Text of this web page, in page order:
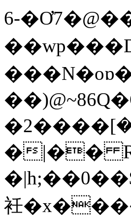
6-
�ܜ�]����2�n;'��Q4��Q�߁�]tt!K>�0���[n�t4M��f���[������}
�|��
�|h;��ـ�$��0$АDKu}m�$Y�1�ʐ���2E;Ƙ]��X���/%��0�}q"r�ާdk�/FQ���Ou�½^r�'m�&~�u�:5��h��������
衽